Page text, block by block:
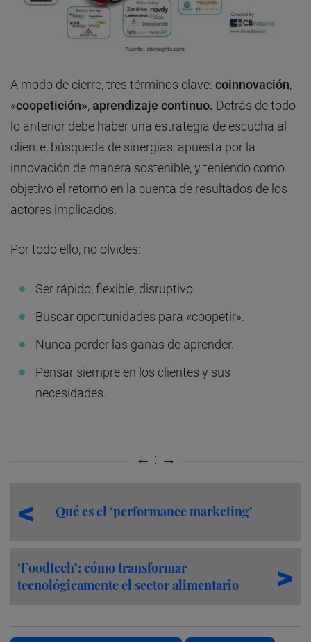
A modo de cierre, tres términos clave: coinnovación,
«coopetición», aprendizaje continuo. Detrás de todo
lo anterior debe haber una estrategia de escucha al
cliente, búsqueda de sinergias, apuesta por la
innovación de manera sostenible, y teniendo como
objetivo el retorno en la cuenta de resultados de los
actores implicados.
Por todo ello, no olvides:
Ser rápido, flexible, disruptivo.
Buscar oportunidades para «coopetir».
Nunca perder las ganas de aprender.
Pensar siempre en los clientes y sus
necesidades.
Qué es el ‘performance marketing’
‘Foodtech’: cómo transformar
tecnológicamente el sector alimentario